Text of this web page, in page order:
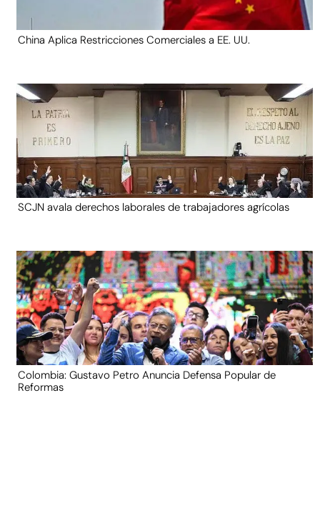
China Aplica Restricciones Comerciales a EE. UU.
SCJN avala derechos laborales de trabajadores agrícolas
Colombia: Gustavo Petro Anuncia Defensa Popular de
Reformas